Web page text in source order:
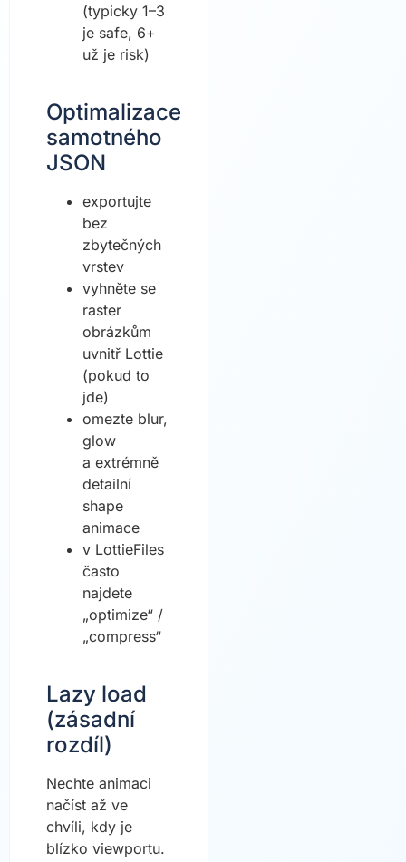
(typicky 1–3
je safe, 6+
už je risk)
Optimalizace
samotného
JSON
exportujte
bez
zbytečných
vrstev
vyhněte se
raster
obrázkům
uvnitř Lottie
(pokud to
jde)
omezte blur,
glow
a extrémně
detailní
shape
animace
v LottieFiles
často
najdete
„optimize“ /
„compress“
Lazy load
(zásadní
rozdíl)
Nechte animaci
načíst až ve
chvíli, kdy je
blízko viewportu.